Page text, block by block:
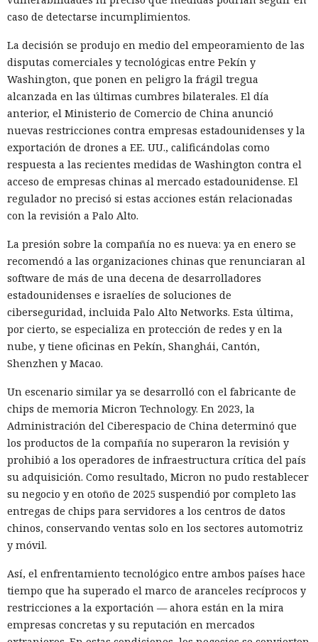
caso de detectarse incumplimientos.
La decisión se produjo en medio del empeoramiento de las
disputas comerciales y tecnológicas entre Pekín y
Washington, que ponen en peligro la frágil tregua
alcanzada en las últimas cumbres bilaterales. El día
anterior, el Ministerio de Comercio de China anunció
nuevas restricciones contra empresas estadounidenses y la
exportación de drones a EE. UU., calificándolas como
respuesta a las recientes medidas de Washington contra el
acceso de empresas chinas al mercado estadounidense. El
regulador no precisó si estas acciones están relacionadas
con la revisión a Palo Alto.
La presión sobre la compañía no es nueva: ya en enero se
recomendó a las organizaciones chinas que renunciaran al
software de más de una decena de desarrolladores
estadounidenses e israelíes de soluciones de
ciberseguridad, incluida Palo Alto Networks. Esta última,
por cierto, se especializa en protección de redes y en la
nube, y tiene oficinas en Pekín, Shanghái, Cantón,
Shenzhen y Macao.
Un escenario similar ya se desarrolló con el fabricante de
chips de memoria Micron Technology. En 2023, la
Administración del Ciberespacio de China determinó que
los productos de la compañía no superaron la revisión y
prohibió a los operadores de infraestructura crítica del país
su adquisición. Como resultado, Micron no pudo restablecer
su negocio y en otoño de 2025 suspendió por completo las
entregas de chips para servidores a los centros de datos
chinos, conservando ventas solo en los sectores automotriz
y móvil.
Así, el enfrentamiento tecnológico entre ambos países hace
tiempo que ha superado el marco de aranceles recíprocos y
restricciones a la exportación — ahora están en la mira
empresas concretas y su reputación en mercados